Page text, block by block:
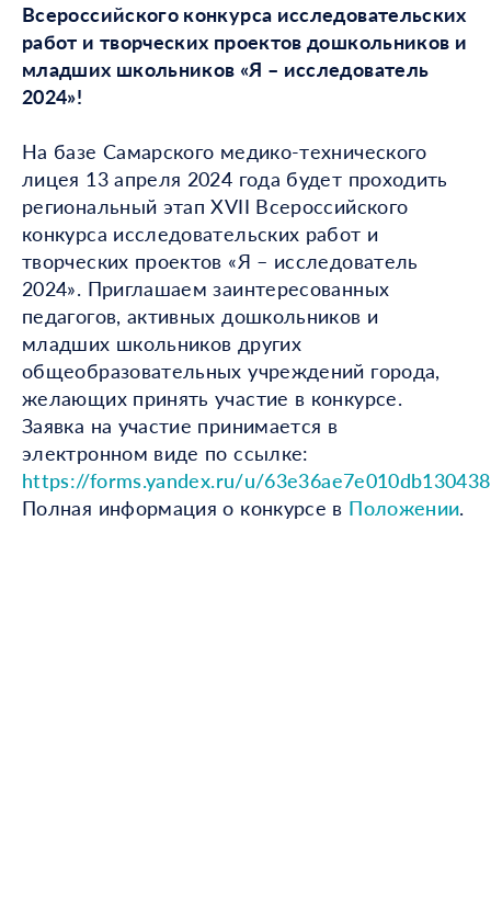
Всероссийского конкурса исследовательских
работ и творческих проектов дошкольников и
младших школьников «Я – исследователь
2024»!
На базе Самарского медико-технического
лицея 13 апреля 2024 года будет проходить
региональный этап XVII Всероссийского
конкурса исследовательских работ и
творческих проектов «Я – исследователь
2024». Приглашаем заинтересованных
педагогов, активных дошкольников и
младших школьников других
общеобразовательных учреждений города,
желающих принять участие в конкурсе.
Заявка на участие принимается в
электронном виде по ссылке:
https://forms.yandex.ru/u/
Полная информация о конкурсе в Положении.